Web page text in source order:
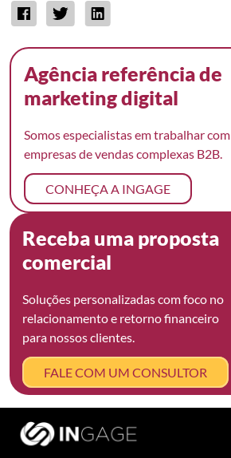
Agência referência de
marketing digital
Somos especialistas em trabalhar com
empresas de vendas complexas B2B.
CONHEÇA A INGAGE
Receba uma proposta
comercial
Soluções personalizadas com foco no
relacionamento e retorno financeiro
para nossos clientes.
FALE COM UM CONSULTOR